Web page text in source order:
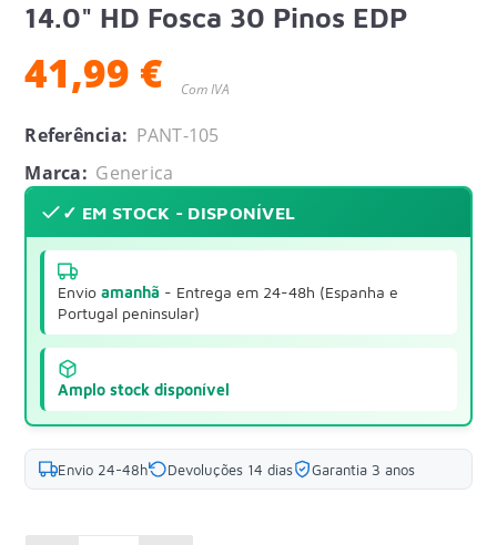
14.0" HD Fosca 30 Pinos EDP
41,99 € Com IVA
Referência: PANT-105
Marca: Generica
✓ EM STOCK - DISPONÍVEL
Envioamanhã - Entrega em 24-48h (Espanha e
Portugal peninsular)
Amplo stock disponível
Envio 24-48h Devoluções 14 dias Garantia 3 anos